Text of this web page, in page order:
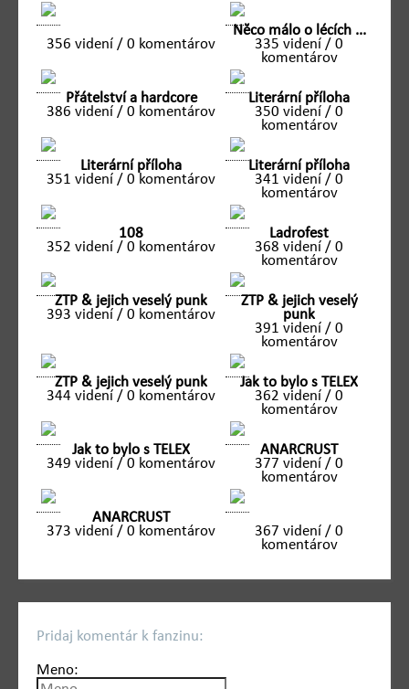
356 videní / 0 komentárov
Něco málo o lécích ...
335 videní / 0
komentárov
Přátelství a hardcore
386 videní / 0 komentárov
Literární příloha
350 videní / 0
komentárov
Literární příloha
351 videní / 0 komentárov
Literární příloha
341 videní / 0
komentárov
108
352 videní / 0 komentárov
Ladrofest
368 videní / 0
komentárov
ZTP & jejich veselý punk
393 videní / 0 komentárov
ZTP & jejich veselý
punk
391 videní / 0
komentárov
ZTP & jejich veselý punk
344 videní / 0 komentárov
Jak to bylo s TELEX
362 videní / 0
komentárov
Jak to bylo s TELEX
349 videní / 0 komentárov
ANARCRUST
377 videní / 0
komentárov
ANARCRUST
373 videní / 0 komentárov
367 videní / 0
komentárov
Pridaj komentár k fanzinu:
Meno: